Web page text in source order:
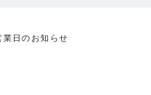
業日のお知らせ